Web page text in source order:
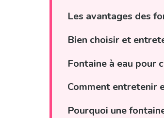
Les avantages des
Bien choisir et
Fontaine à eau pour
Comment entretenir
Pourquoi une